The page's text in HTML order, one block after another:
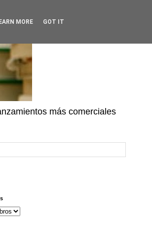
más comerciales
MORE GOT IT